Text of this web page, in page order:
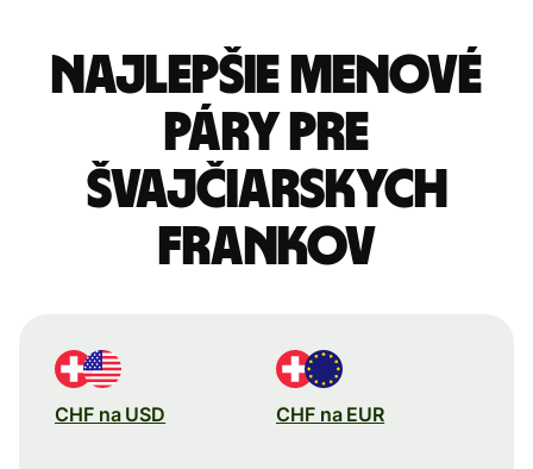
Najlepšie menové
páry pre
Švajčiarskych
frankov
CHF na USD CHF na EUR